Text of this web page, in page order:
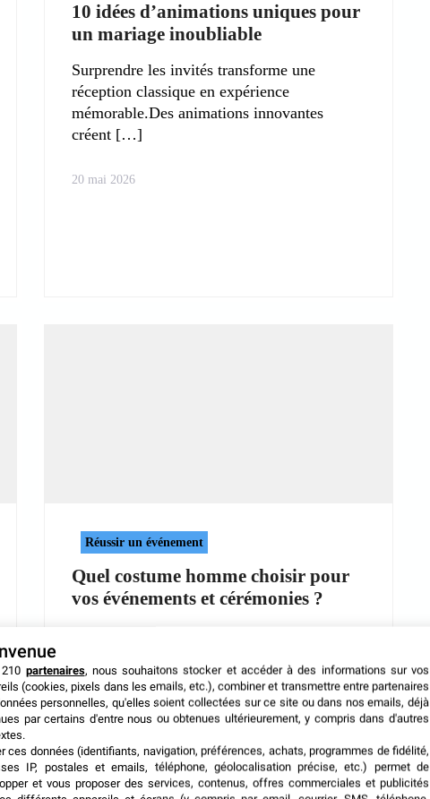
10 idées d’animations uniques pour
un mariage inoubliable
Surprendre les invités transforme une
réception classique en expérience
mémorable.Des animations innovantes
créent
20 mai 2026
Réussir un événement
Quel costume homme choisir pour
vos événements et cérémonies ?
détail vestimentaire
6 mai 2026
partenaires, nous souhaitons stocker et accéder à des informations sur vos
(cookies, pixels dans les emails, etc.), combiner et transmettre entre partenaires
personnelles, qu'elles soient collectées sur ce site ou dans nos emails, déjà
par certains d'entre nous ou obtenues ultérieurement, y compris dans d'autres
ces données (identifiants, navigation, préférences, achats, programmes de fidélité,
IP, postales et emails, téléphone, géolocalisation précise, etc.) permet de
et vous proposer des services, contenus, offres commerciales et publicités